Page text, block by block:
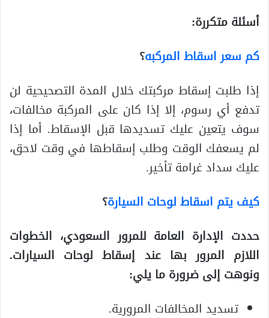
أسئلة متكررة:
كم سعر اسقاط المركبه؟
إذا طلبت إسقاط مركبتك خلال المدة التصحيحية لن
تدفع أي رسوم، إلا إذا كان على المركبة مخالفات،
سوف يتعين عليك تسديدها قبل الإسقاط. أما إذا
لم يسعفك الوقت وطلب إسقاطها في وقت لاحق،
عليك سداد غرامة تأخير.
كيف يتم اسقاط لوحات السيارة؟
حددت الإدارة العامة للمرور السعودي، الخطوات
اللازم المرور بها عند إسقاط لوحات السيارات.
ونوهت إلى ضرورة ما يلي:
تسديد المخالفات المرورية.